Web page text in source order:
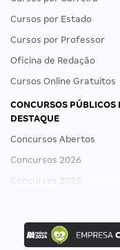
Cursos por Estado
Cursos por Professor
Oficina de Redação
Cursos Online Gratuitos
CONCURSOS PÚBLICOS
DESTAQUE
Concursos Abertos
Concursos 2026
Concursos 2025
Concurso Ibama
Concurso MPU